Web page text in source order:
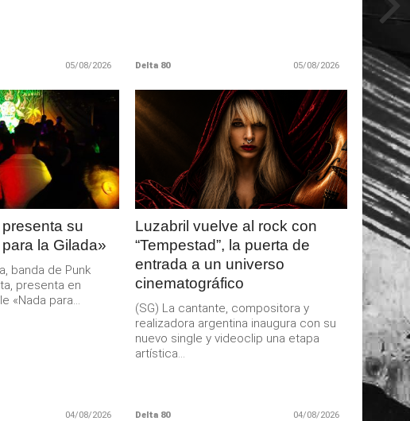
05/08/2026 Delta 80 05/08/2026
su
la Gilada»
banda de Punk
presenta en
«Nada para...
04/08/2026
LEER
MAS
Luzabril vuelve al rock con
“Tempestad”, la puerta de
entrada a un universo
cinematográfico
(SG) La cantante, compositora y
realizadora argentina inaugura con su
nuevo single y videoclip una etapa
artística...
Delta 80 04/08/2026